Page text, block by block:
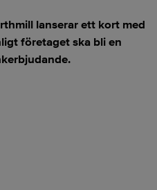
lanserar ett kort med
företaget ska bli en